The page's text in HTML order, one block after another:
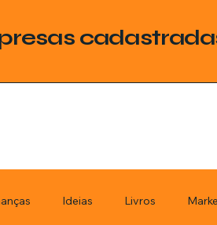
Ideias Livros